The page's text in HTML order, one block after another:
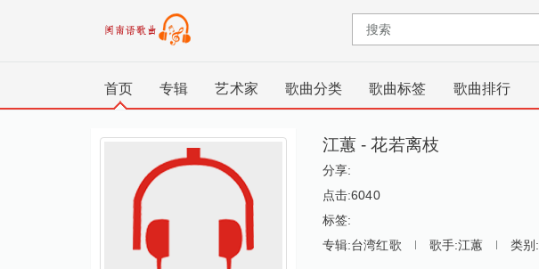
首页 专辑 艺术家 歌曲分类 歌曲标签 歌曲排行
江蕙 - 花若离枝
分享:
点击:6040
标签:
专辑:台湾红歌 歌手:江蕙 类别: